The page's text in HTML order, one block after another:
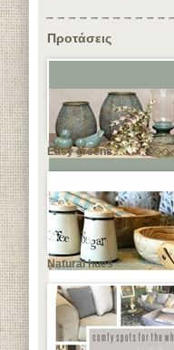
Προτάσεις
Easy greens
Natural hues